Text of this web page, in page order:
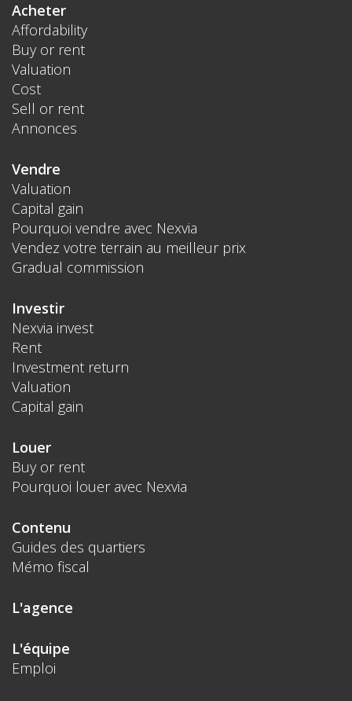
Acheter
Affordability
Buy or rent
Valuation
Cost
Sell or rent
Annonces
Vendre
Valuation
Capital gain
Pourquoi vendre avec Nexvia
Vendez votre terrain au meilleur prix
Gradual commission
Investir
Nexvia invest
Rent
Investment return
Valuation
Capital gain
Louer
Buy or rent
Pourquoi louer avec Nexvia
Contenu
Guides des quartiers
Mémo fiscal
L'agence
L'équipe
Emploi